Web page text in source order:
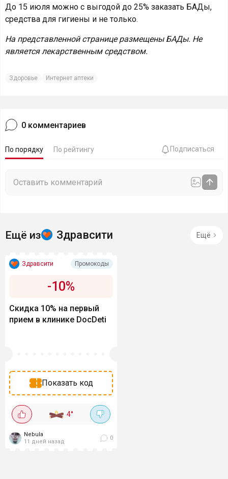
До 15 июля можно с выгодой до 25% заказать БАДы,
средства для гигиены и не только.
На представленной странице размещены БАДы. Не
является лекарственным средством.
Здоровье Интернет аптеки
0 комментариев
По порядку По рейтингу Подписаться
Ещё из Здравсити Ещё
Здравсити Промокоды
-10%
Скидка 10% на первый
прием в клинике DocDeti
Показать код
4°
Nebula
11 дней назад
0